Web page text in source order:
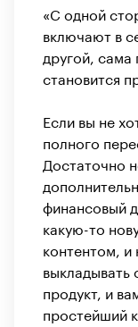
«С одной
включают в
другой,
становится
Если вы не
полного
Достаточно
финансовый
какую-то
контентом, и
продукт, и
простейший